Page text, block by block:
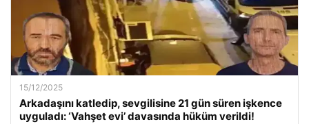
15/12/2025
Arkadaşını katledip, sevgilisine 21 gün süren işkence
uyguladı: ‘Vahşet evi’ davasında hüküm verildi!